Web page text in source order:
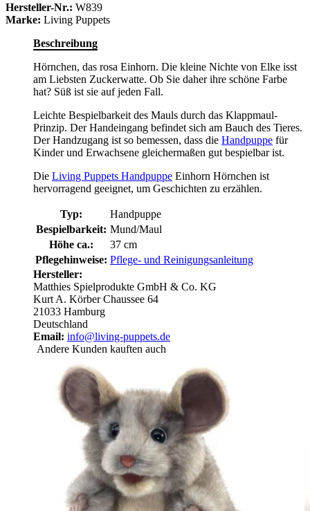
Hersteller-Nr.: W839
Marke: Living Puppets
Beschreibung
Hörnchen, das rosa Einhorn. Die kleine Nichte von Elke isst
am Liebsten Zuckerwatte. Ob Sie daher ihre schöne Farbe
hat? Süß ist sie auf jeden Fall.
Leichte Bespielbarkeit des Mauls durch das Klappmaul-
Prinzip. Der Handeingang befindet sich am Bauch des Tieres.
Der Handzugang ist so bemessen, dass die Handpuppe für
Kinder und Erwachsene gleichermaßen gut bespielbar ist.
Die Living Puppets Handpuppe Einhorn Hörnchen ist
hervorragend geeignet, um Geschichten zu erzählen.
Typ:
Handpuppe
Bespielbarkeit: Mund/Maul
Höhe ca.:
37 cm
Pflegehinweise: Pflege- und Reinigungsanleitung
Hersteller:
Matthies Spielprodukte GmbH & Co. KG
Kurt A. Körber Chaussee 64
21033 Hamburg
Deutschland
Email: info@living-puppets.de
Andere Kunden kauften auch